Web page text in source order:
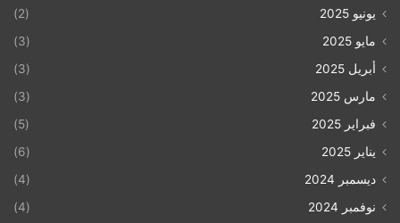
يونيو 2025
(2)
مايو 2025
(3)
أبريل 2025
(3)
مارس 2025
(3)
فبراير 2025
(5)
يناير 2025
(6)
ديسمبر 2024
(4)
نوفمبر 2024
(4)